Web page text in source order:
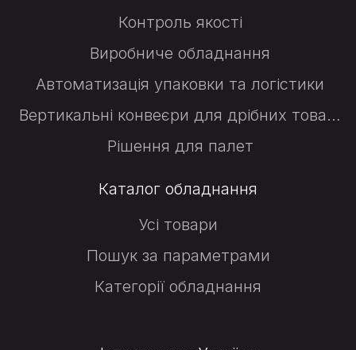
Контроль якості
Виробниче обладнання
Автоматизація упаковки та логістики
Вертикальні конвеєри для дрібних товарів
Рішення для палет
Каталог обладнання
Усі товари
Пошук за параметрами
Категорії обладнання